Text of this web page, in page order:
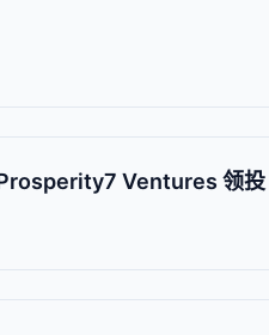
Ventures 领投